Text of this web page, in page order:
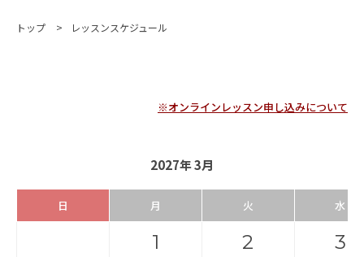
トップ レッスンスケジュール
※オンラインレッスン申し込みについて
2027年 3月
日 月 火 水
1 2 3